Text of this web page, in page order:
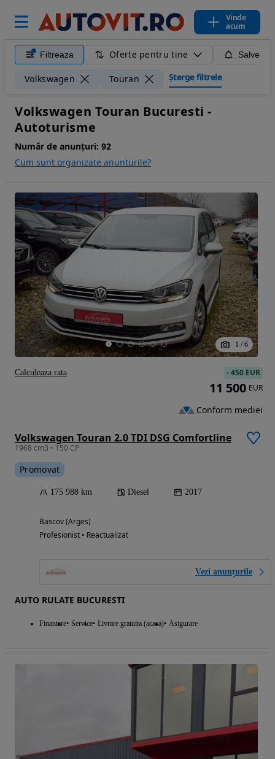
Vinde
acum
Filtreaza Oferte pentru tine
Volkswagen Touran Șterge filtrele
Volkswagen Touran Bucuresti -
Autoturisme
Număr de anunțuri: 92
Cum sunt organizate anunturile?
1 / 6
Volkswagen Touran 2.0 TDI DSG Comfortline
1968 cm3 • 150 CP
Promovat
175 988 km Diesel 2017
Bascov (Arges)
Profesionist • Reactualizat
Vezi anunțurile
AUTO RULATE BUCURESTI
Finantare Service Livrare gratuita (acasa) Asigurare
-450 EUR
11 500 EUR
Conform mediei
Calculeaza rata